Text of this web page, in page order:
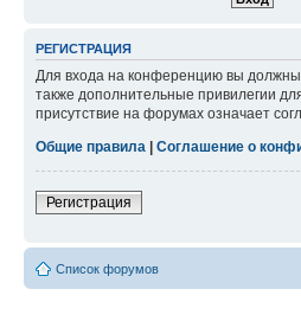
РЕГИСТРАЦИЯ
Для входа на конференцию вы должны
также дополнительные привилегии
присутствие на форумах означает
Общие правила
Соглашение о
Регистрация
Список форумов